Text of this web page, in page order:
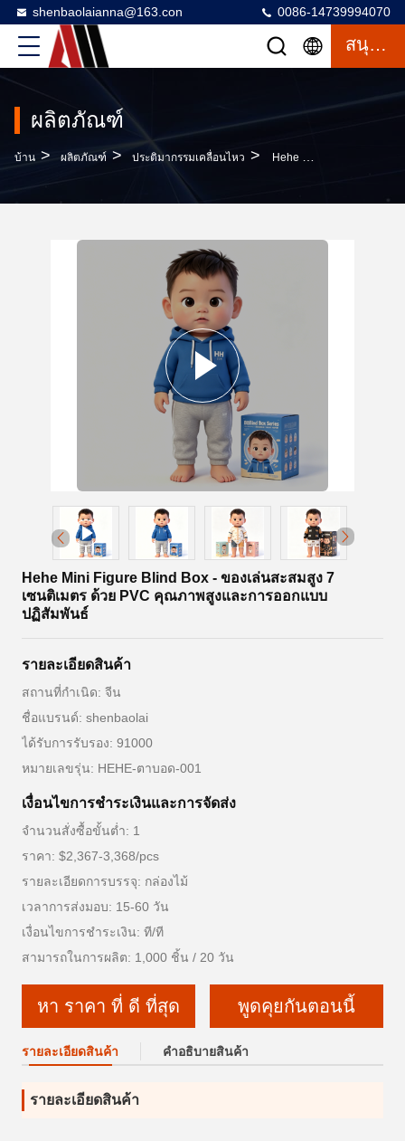
shenbaolaianna@163.con 0086-14739994070
สนุกสนาน
ผลิตภัณฑ์
บ้าน > ผลิตภัณฑ์ > ประติมากรรมเคลื่อนไหว > Hehe Mini Figure Blind Box - ของเล่นสะสมสูง 7 เซนติเมตร ด้วย PVC คุณภาพสูงและการออกแบบปฏิสัมพันธ์
Hehe Mini Figure Blind Box - ของเล่นสะสมสูง 7
เซนติเมตร ด้วย PVC คุณภาพสูงและการออกแบบ
ปฏิสัมพันธ์
รายละเอียดสินค้า
สถานที่กำเนิด: จีน
ชื่อแบรนด์: shenbaolai
ได้รับการรับรอง: 91000
หมายเลขรุ่น: HEHE-ตาบอด-001
เงื่อนไขการชําระเงินและการจัดส่ง
จำนวนสั่งซื้อขั้นต่ำ: 1
ราคา: $2,367-3,368/pcs
รายละเอียดการบรรจุ: กล่องไม้
เวลาการส่งมอบ: 15-60 วัน
เงื่อนไขการชำระเงิน: ที/ที
สามารถในการผลิต: 1,000 ชิ้น / 20 วัน
หา ราคา ที่ ดี ที่สุด พูดคุยกันตอนนี้
รายละเอียดสินค้า คําอธิบายสินค้า
รายละเอียดสินค้า